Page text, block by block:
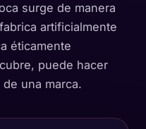
surge de manera
artificialmente
éticamente
puede hacer
una marca.